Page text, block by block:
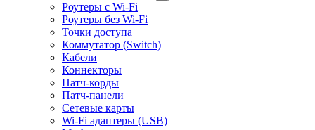
Роутеры с Wi-Fi
Роутеры без Wi-Fi
Точки доступа
Коммутатор (Switch)
Кабели
Коннекторы
Патч-корды
Патч-панели
Сетевые карты
Wi-Fi адаптеры (USB)